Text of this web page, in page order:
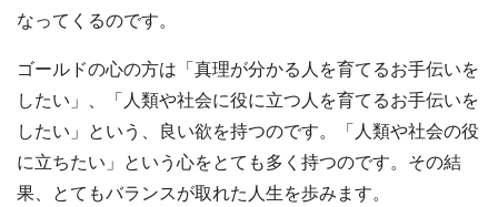
なってくるのです。
ゴールドの心の方は「真理が分かる人を育てるお手伝いを
したい」、「人類や社会に役に立つ人を育てるお手伝いを
したい」という、良い欲を持つのです。「人類や社会の役
に立ちたい」という心をとても多く持つのです。その結
果、とてもバランスが取れた人生を歩みます。